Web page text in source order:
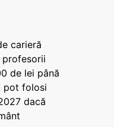
carieră
de lei până
pot folosi
dacă